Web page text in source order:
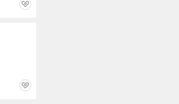
관
관